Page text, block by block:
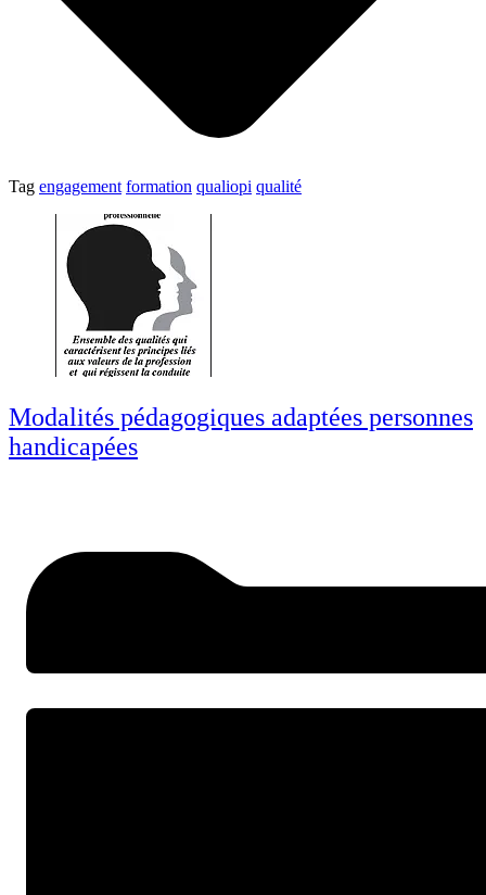
Tag engagement formation qualiopi qualité
Modalités pédagogiques adaptées personnes
handicapées